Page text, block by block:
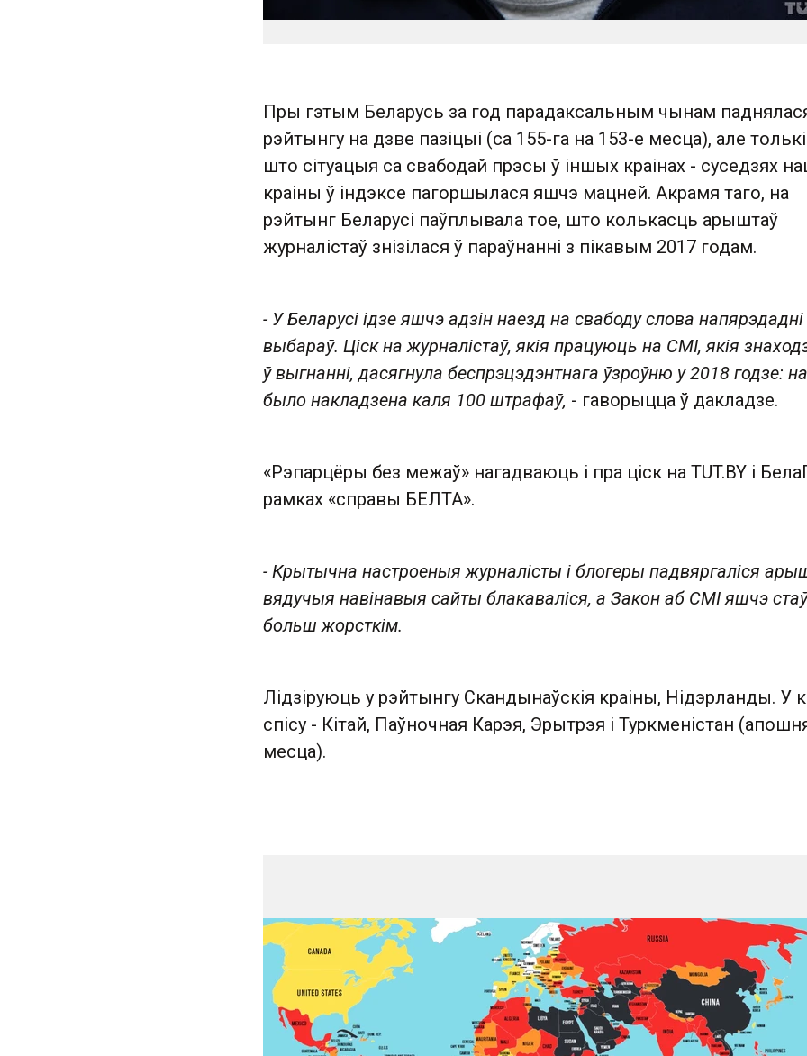
Пры гэтым Беларусь за год парадаксальным чынам
рэйтынгу на дзве пазіцыі (са 155-га на 153-е месца), але
што сітуацыя са свабодай прэсы ў іншых краінах - суседзях
краіны ў індэксе пагоршылася яшчэ мацней. Акрамя таго, на
рэйтынг Беларусі паўплывала тое, што колькасць арыштаў
журналістаў знізілася ў параўнанні з пікавым 2017 годам.
- У Беларусі ідзе яшчэ адзін наезд на свабоду слова напярэдадні
выбараў. Ціск на журналістаў, якія працуюць на СМІ, якія
ў выгнанні, дасягнула беспрэцэдэнтнага ўзроўню у 2018 годзе: на
было накладзена каля 100 штрафаў, - гаворыцца ў дакладзе.
«Рэпарцёры без межаў» нагадваюць і пра ціск на TUT.BY і
рамках «справы БЕЛТА».
- Крытычна настроеныя журналісты і блогеры падвяргаліся
вядучыя навінавыя сайты блакаваліся, а Закон аб СМІ яшчэ стаў
больш жорсткім.
Лідзіруюць у рэйтынгу Скандынаўскія краіны, Нідэрланды. У
спісу - Кітай, Паўночная Карэя, Эрытрэя і Туркменістан
месца).